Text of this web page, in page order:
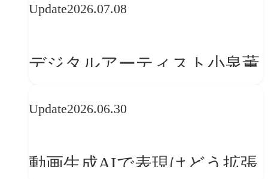
レンドに見る「人間中心」へ
Update2026.07.08
デジタルアーティスト小泉薫
ークフロー設計と「ノイズと
Update2026.06.30
動画生成AIで表現はどう拡張